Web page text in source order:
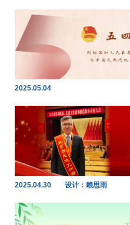
2025.05.04
2025.04.30 设计：赖思雨